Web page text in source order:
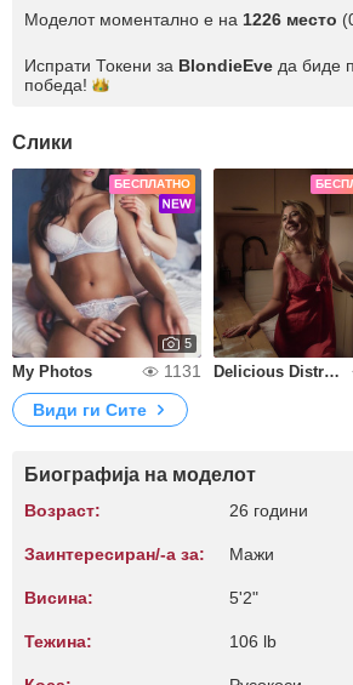
Моделот моментално е на 1226 место
Испрати Токени за BlondieEve да биде
победа!
Слики
БЕСПЛАТНО
5
My Photos 1131 Delicious Distraction
Види ги Сите
Биографија на моделот
Возраст: 26 години
Заинтересиран/-а за: Мажи
Висина: 5'2"
Тежина: 106 lb